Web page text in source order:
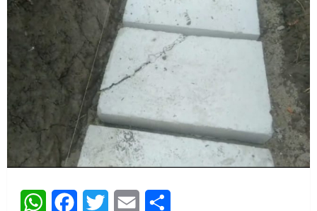
WhatsAppFacebookTwitter Email